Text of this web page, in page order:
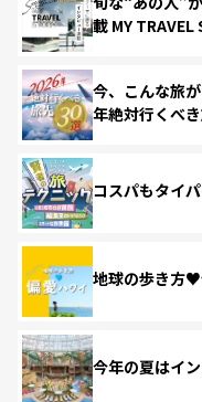
載 MY TRAVEL
今、こんな旅
年絶対行くべ
コスパもタイ
地球の歩き方
今年の夏はイ